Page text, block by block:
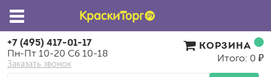
+7 (495) 417-01-17
Пн-Пт 10-20 Сб 10-18
Заказать звонок
КОРЗИНА
Итого: 0 ₽